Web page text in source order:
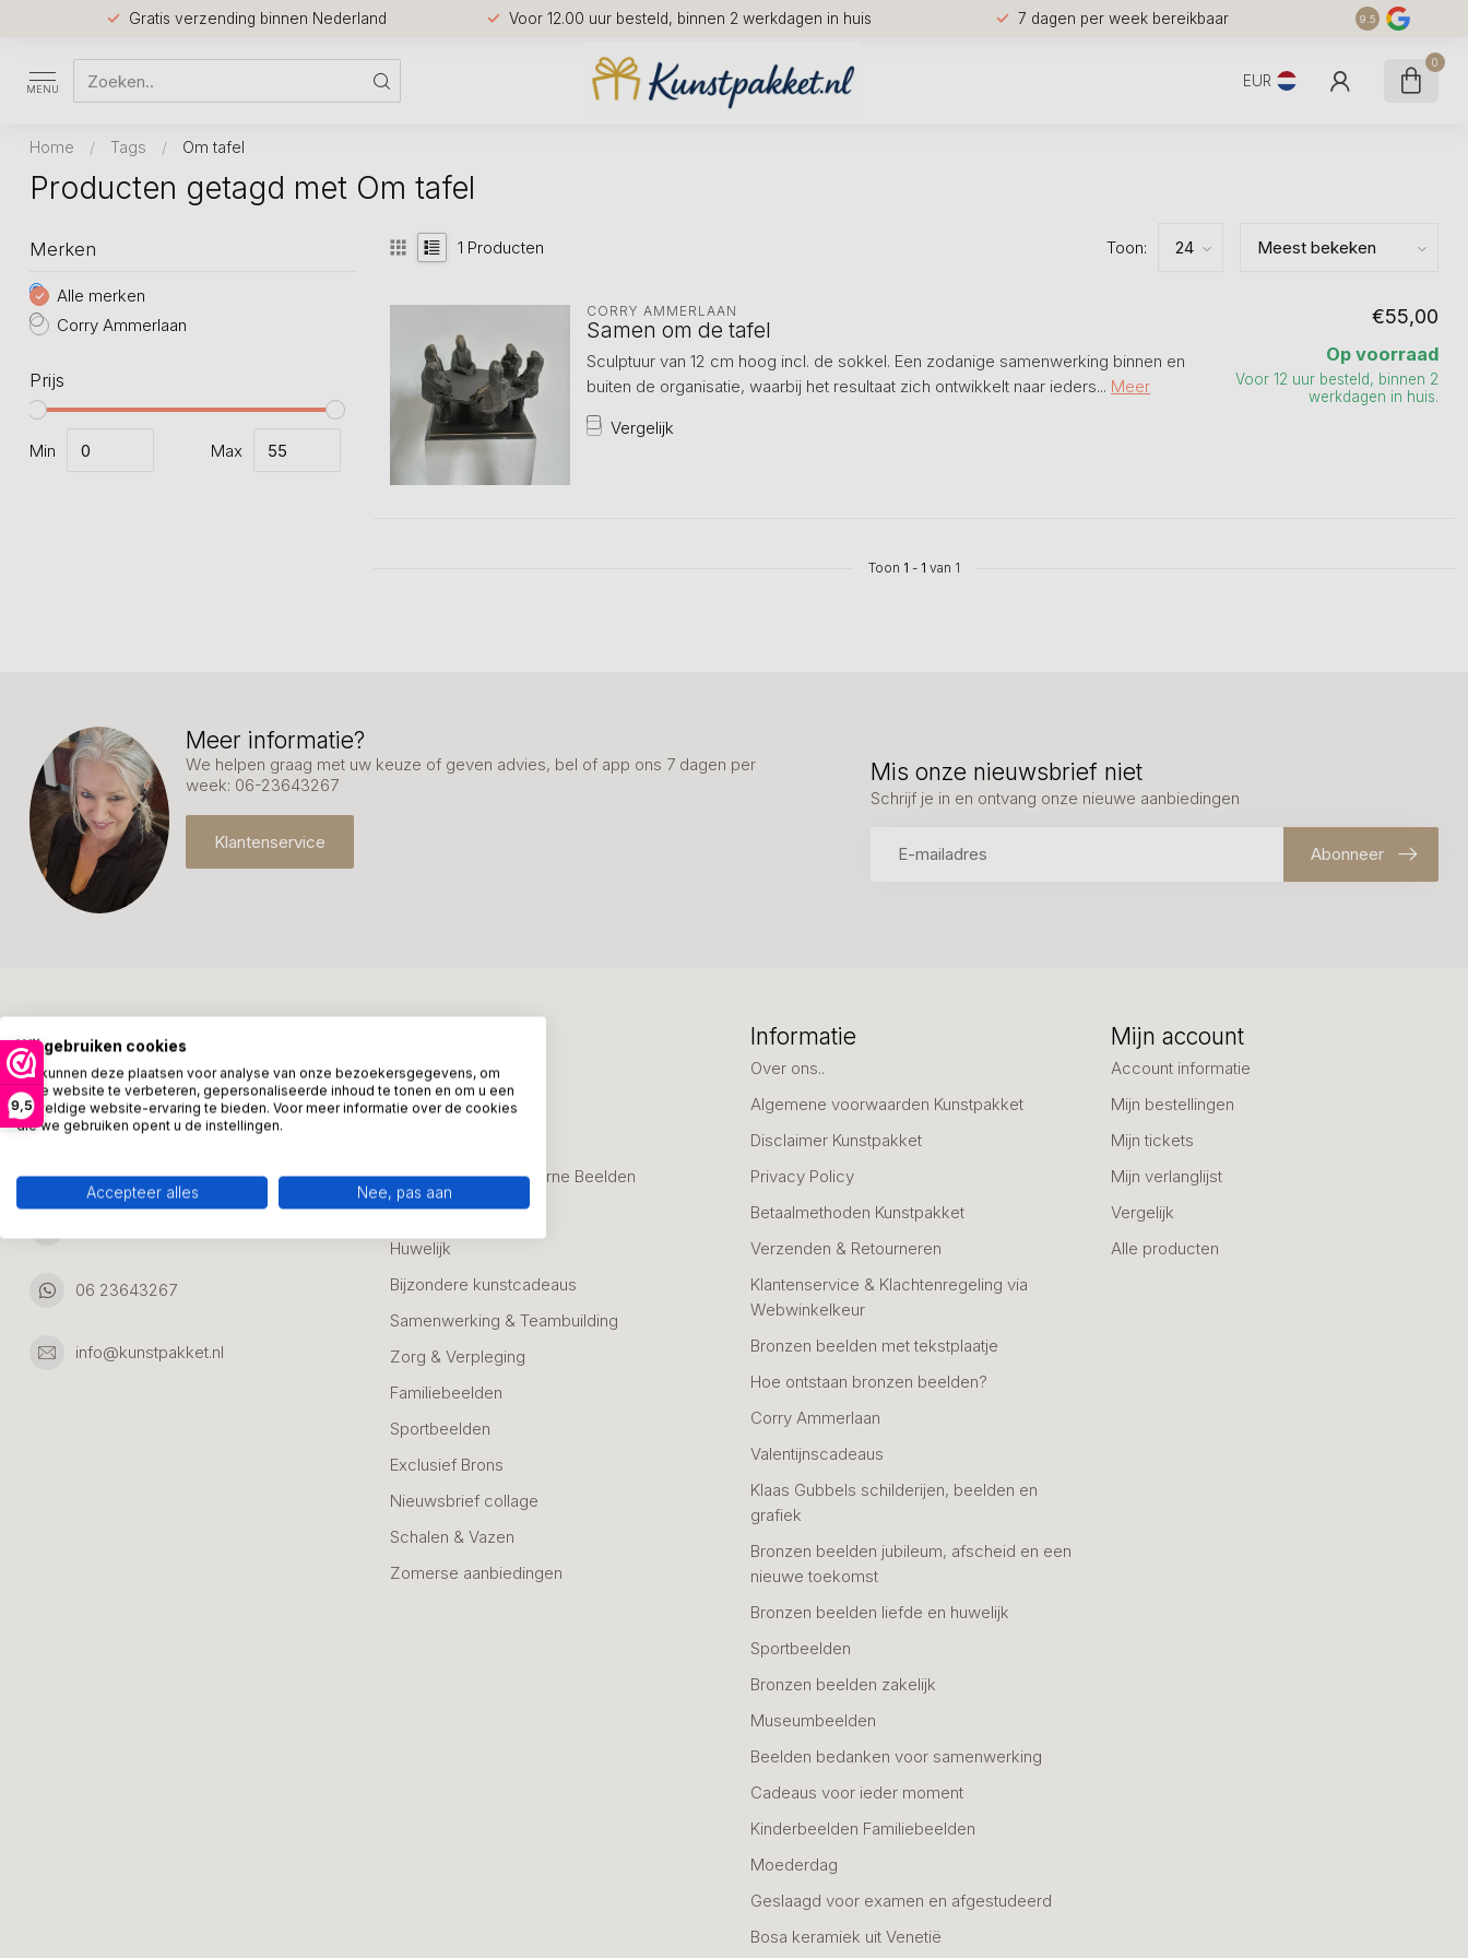
9,5
Gratis verzending binnen Nederland Voor 12.00 uur besteld, binnen 2 werkdagen in huis 7 dagen per week bereikbaar 9.5
MENU EUR
0
Home / Tags / Om tafel
Producten getagd met Om tafel
Merken
Alle merken
Corry Ammerlaan
Prijs
Min Max
1 Producten Toon:
CORRY AMMERLAAN
Samen om de tafel
Sculptuur van 12 cm hoog incl. de sokkel. Een zodanige samenwerking binnen en
buiten de organisatie, waarbij het resultaat zich ontwikkelt naar ieders... Meer
Vergelijk
€55,00
Op voorraad
Voor 12 uur besteld, binnen 2
werkdagen in huis.
Toon 1 - 1 van 1
Meer informatie?
We helpen graag met uw keuze of geven advies, bel of app ons 7 dagen per
week: 06-23643267
Klantenservice
Mis onze nieuwsbrief niet
Schrijf je in en ontvang onze nieuwe aanbiedingen
Abonneer
Kunstpakket Nederland
Adresgegevens:
Ambachtsweg 46
06 23643267
info@kunstpakket.nl
Zakelijke Cadeaus
Bedanken
Alle Bronzen & Moderne Beelden
Geslaagd
Huwelijk
Bijzondere kunstcadeaus
Samenwerking & Teambuilding
Zorg & Verpleging
Familiebeelden
Sportbeelden
Exclusief Brons
Nieuwsbrief collage
Schalen & Vazen
Zomerse aanbiedingen
Informatie
Over ons..
Algemene voorwaarden Kunstpakket
Disclaimer Kunstpakket
Privacy Policy
Betaalmethoden Kunstpakket
Verzenden & Retourneren
Klantenservice & Klachtenregeling via
Webwinkelkeur
Bronzen beelden met tekstplaatje
Hoe ontstaan bronzen beelden?
Corry Ammerlaan
Valentijnscadeaus
Klaas Gubbels schilderijen, beelden en
grafiek
Bronzen beelden jubileum, afscheid en een
nieuwe toekomst
Bronzen beelden liefde en huwelijk
Sportbeelden
Bronzen beelden zakelijk
Museumbeelden
Beelden bedanken voor samenwerking
Cadeaus voor ieder moment
Kinderbeelden Familiebeelden
Moederdag
Geslaagd voor examen en afgestudeerd
Bosa keramiek uit Venetië
Mijn account
Account informatie
Mijn bestellingen
Mijn tickets
Mijn verlanglijst
Vergelijk
Alle producten
Wij gebruiken cookies
We kunnen deze plaatsen voor analyse van onze bezoekersgegevens, om
onze website te verbeteren, gepersonaliseerde inhoud te tonen en om u een
geweldige website-ervaring te bieden. Voor meer informatie over de cookies
die we gebruiken opent u de instellingen.
Accepteer alles Nee, pas aan